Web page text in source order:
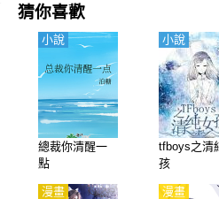
猜你喜歡
總裁你清醒一
點
小說
tfboys之清
孩
小說
漫畫 漫畫